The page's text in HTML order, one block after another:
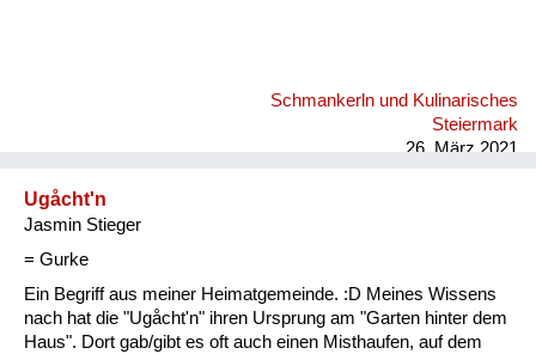
Schmankerln und Kulinarisches
Steiermark
26. März 2021
Ugåcht'n
Jasmin Stieger
= Gurke
Ein Begriff aus meiner Heimatgemeinde. :D Meines Wissens
nach hat die "Ugåcht'n" ihren Ursprung am "Garten hinter dem
Haus". Dort gab/gibt es oft auch einen Misthaufen, auf dem